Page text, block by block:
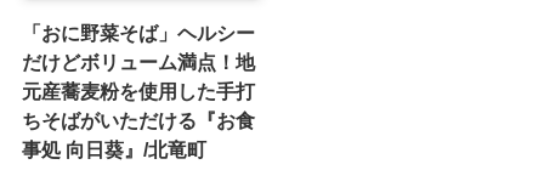
「おに野菜そば」ヘルシー
だけどボリューム満点！地
元産蕎麦粉を使用した手打
ちそばがいただける『お食
事処 向日葵』/北竜町